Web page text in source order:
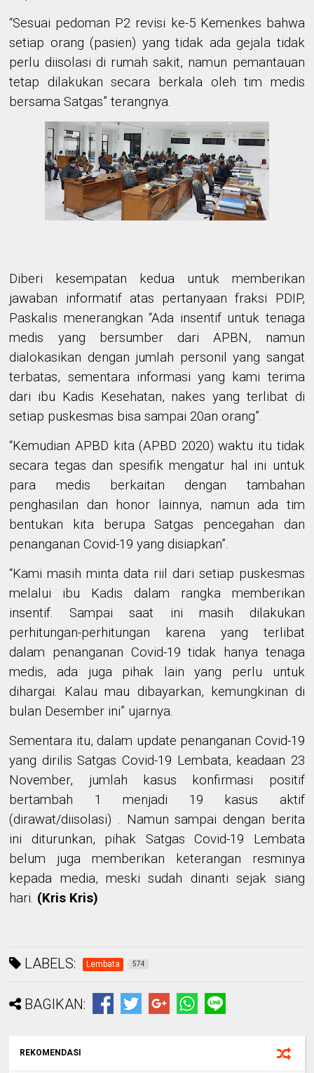
“Sesuai pedoman P2 revisi ke-5 Kemenkes bahwa
setiap orang (pasien) yang tidak ada gejala tidak
perlu diisolasi di rumah sakit, namun pemantauan
tetap dilakukan secara berkala oleh tim medis
bersama Satgas” terangnya.
Diberi kesempatan kedua untuk memberikan
jawaban informatif atas pertanyaan fraksi PDIP,
Paskalis menerangkan “Ada insentif untuk tenaga
medis yang bersumber dari APBN, namun
dialokasikan dengan jumlah personil yang sangat
terbatas, sementara informasi yang kami terima
dari ibu Kadis Kesehatan, nakes yang terlibat di
setiap puskesmas bisa sampai 20an orang”.
“Kemudian APBD kita (APBD 2020) waktu itu tidak
secara tegas dan spesifik mengatur hal ini untuk
para medis berkaitan dengan tambahan
penghasilan dan honor lainnya, namun ada tim
bentukan kita berupa Satgas pencegahan dan
penanganan Covid-19 yang disiapkan”.
“Kami masih minta data riil dari setiap puskesmas
melalui ibu Kadis dalam rangka memberikan
insentif. Sampai saat ini masih dilakukan
perhitungan-perhitungan karena yang terlibat
dalam penanganan Covid-19 tidak hanya tenaga
medis, ada juga pihak lain yang perlu untuk
dihargai. Kalau mau dibayarkan, kemungkinan di
bulan Desember ini” ujarnya.
Sementara itu, dalam update penanganan Covid-19
yang dirilis Satgas Covid-19 Lembata, keadaan 23
November, jumlah kasus konfirmasi positif
bertambah 1 menjadi 19 kasus aktif
(dirawat/diisolasi) . Namun sampai dengan berita
ini diturunkan, pihak Satgas Covid-19 Lembata
belum juga memberikan keterangan resminya
kepada media, meski sudah dinanti sejak siang
hari. (Kris Kris)
LABELS: Lembata 574
BAGIKAN:
REKOMENDASI